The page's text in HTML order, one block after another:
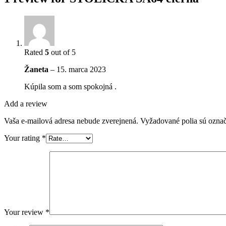
Rated 5 out of 5
Žaneta – 15. marca 2023
Kúpila som a som spokojná .
Add a review
Vaša e-mailová adresa nebude zverejnená. Vyžadované polia sú
Your rating *
Your review *